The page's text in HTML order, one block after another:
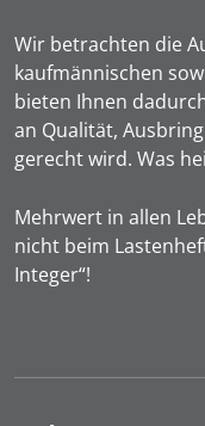
Wir betrachten die
kaufmännischen
bieten Ihnen
an Qualität,
gerecht wird. Was
Mehrwert in allen
nicht beim
Integer“!